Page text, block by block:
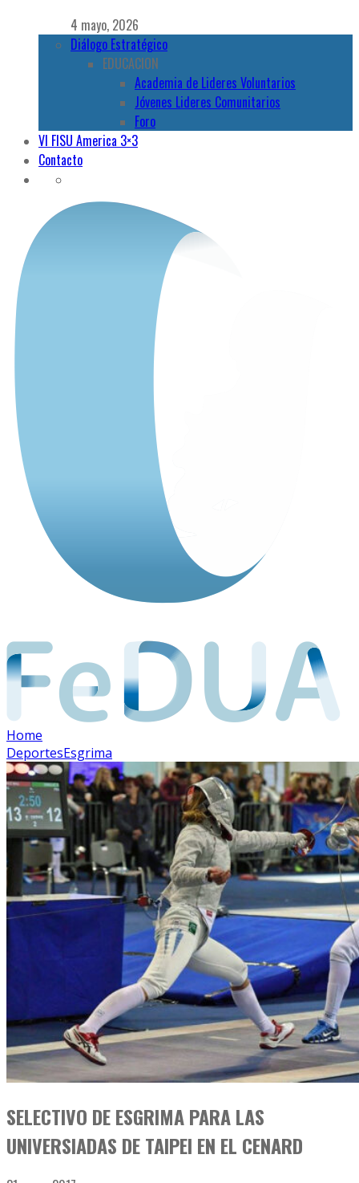
4 mayo, 2026
Diálogo Estratégico
EDUCACION
Academia de Lideres Voluntarios
Jóvenes Lideres Comunitarios
Foro
VI FISU America 3×3
Contacto
Home
DeportesEsgrima
SELECTIVO DE ESGRIMA PARA LAS
UNIVERSIADAS DE TAIPEI EN EL CENARD